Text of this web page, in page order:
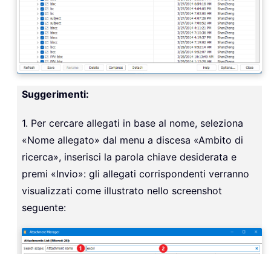
Suggerimenti:
1. Per cercare allegati in base al nome, seleziona
«Nome allegato» dal menu a discesa «Ambito di
ricerca», inserisci la parola chiave desiderata e
premi «Invio»: gli allegati corrispondenti verranno
visualizzati come illustrato nello screenshot
seguente: